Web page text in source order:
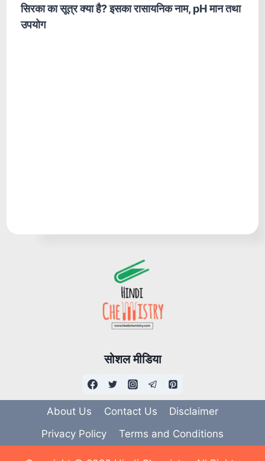
सिरका का सूत्र क्या है? इसका रासायनिक नाम, pH मान तथा
उपयोग
सोशल मीडिया
About Us Contact Us
Disclaimer
Privacy Policy
Terms and Conditions